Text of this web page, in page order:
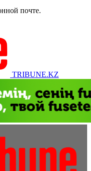
почте.
TRIBUNE.KZ